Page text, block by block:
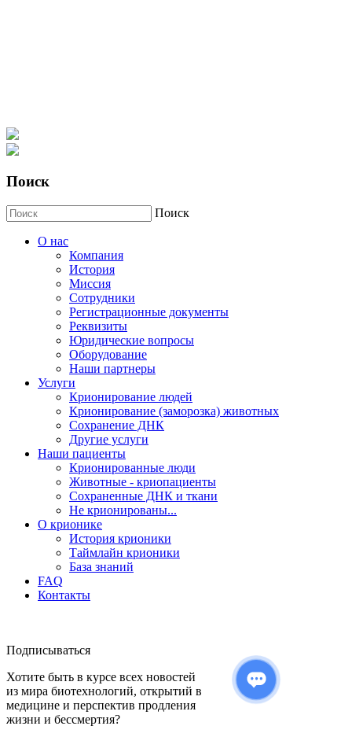
Поиск
Поиск
О нас
Компания
История
Миссия
Сотрудники
Регистрационные документы
Реквизиты
Юридические вопросы
Оборудование
Наши партнеры
Услуги
Крионирование людей
Крионирование (заморозка) животных
Сохранение ДНК
Другие услуги
Наши пациенты
Крионированные люди
Животные - криопациенты
Сохраненные ДНК и ткани
Не крионированы...
О крионике
История крионики
Таймлайн крионики
База знаний
FAQ
Контакты
Подписываться
Хотите быть в курсе всех новостей
из мира биотехнологий, открытий в
медицине и перспектив продления
жизни и бессмертия?